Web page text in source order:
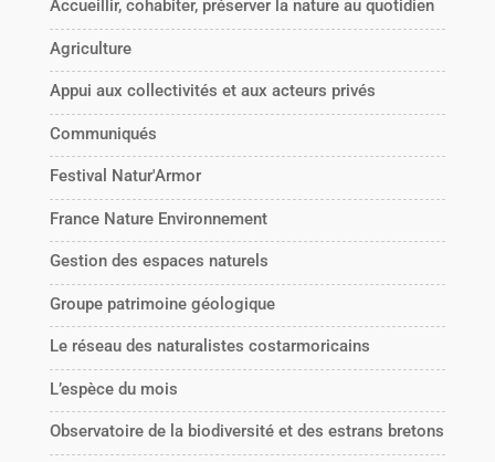
Accueillir, cohabiter, préserver la nature au quotidien
Agriculture
Appui aux collectivités et aux acteurs privés
Communiqués
Festival Natur'Armor
France Nature Environnement
Gestion des espaces naturels
Groupe patrimoine géologique
Le réseau des naturalistes costarmoricains
L’espèce du mois
Observatoire de la biodiversité et des estrans bretons